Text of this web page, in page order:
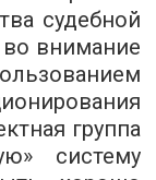
судебной
внимание
группа
систему